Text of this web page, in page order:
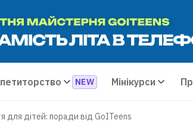
Мінікурси
для дітей: поради від GoITeens